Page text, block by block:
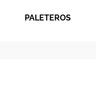
PALETEROS